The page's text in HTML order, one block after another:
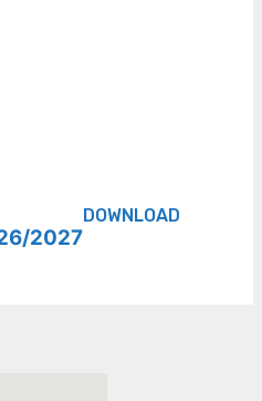
2027
DOWNLOAD